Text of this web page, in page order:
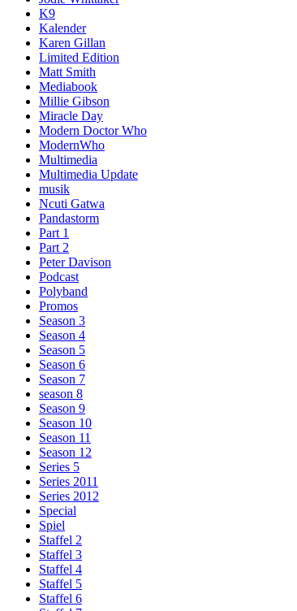
K9
Kalender
Karen Gillan
Limited Edition
Matt Smith
Mediabook
Millie Gibson
Miracle Day
Modern Doctor Who
ModernWho
Multimedia
Multimedia Update
musik
Ncuti Gatwa
Pandastorm
Part 1
Part 2
Peter Davison
Podcast
Polyband
Promos
Season 3
Season 4
Season 5
Season 6
Season 7
season 8
Season 9
Season 10
Season 11
Season 12
Series 5
Series 2011
Series 2012
Special
Spiel
Staffel 2
Staffel 3
Staffel 4
Staffel 5
Staffel 6